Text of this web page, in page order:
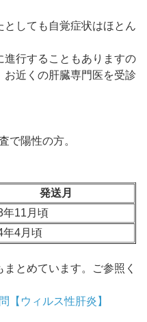
としても自覚症状はほとん
行することもありますの
近くの肝臓専門医を受診
で陽性の方。
発送月
年11月頃
年4月頃
とめています。ご参照く
ウィルス性肝炎】